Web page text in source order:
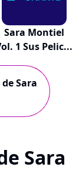
Sara Montiel
1 Sus Pelic...
Sara
Sara